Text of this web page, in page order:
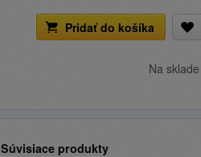
Pridať do košíka
Na sklade
Súvisiace produkty